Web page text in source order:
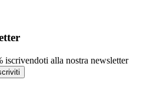
alla nostra newsletter